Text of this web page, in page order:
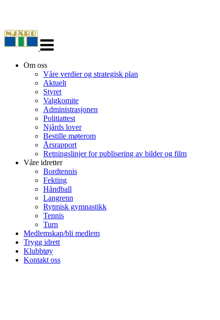
navigasjon
Om oss
Våre verdier og strategisk plan
Aktuelt
Styret
Valgkomite
Administrasjonen
Politiattest
Njårds lover
Bestille møterom
Årsrapport
Retningslinjer for publisering av bilder og film
Våre idretter
Bordtennis
Fekting
Håndball
Langrenn
Rytmisk gymnastikk
Tennis
Turn
Medlemskap/bli medlem
Trygg idrett
Klubbtøy
Kontakt oss